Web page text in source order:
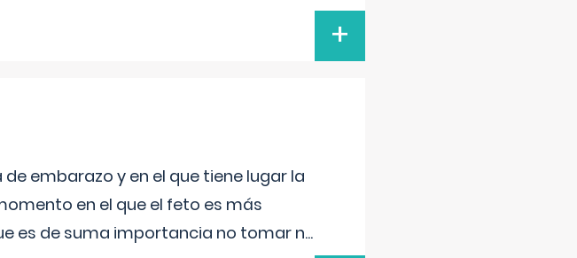
+
embarazo y en el que tiene lugar la
en el que el feto es más
es de suma importancia no tomar n...